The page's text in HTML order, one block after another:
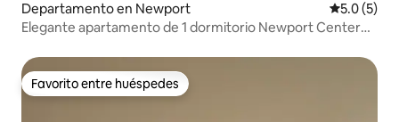
Departamento en Newport
5.0 (5)
Elegante apartamento de 1 dormitorio Newport Center
Favorito entre huéspedes
Favorito entre huéspedes